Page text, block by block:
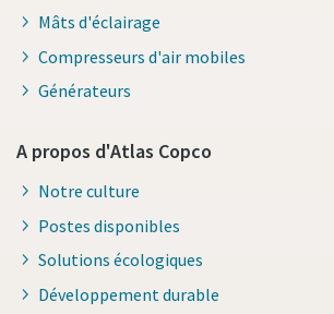
Mâts d'éclairage
Compresseurs d'air mobiles
Générateurs
A propos d'Atlas Copco
Notre culture
Postes disponibles
Solutions écologiques
Développement durable